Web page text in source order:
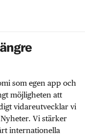
som egen app och
möjligheten att
vidareutvecklar vi
Vi stärker
internationella